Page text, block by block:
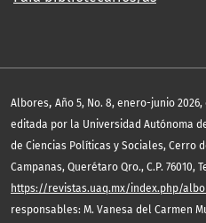
Albores, Año 5, No. 8, enero-junio
editada por la Universidad Autónoma
de Ciencias Políticas y Sociales, Cerro
Campanas, Querétaro Qro., C.P. 76010,
https://revistas.uaq.mx/index.php/
responsables: M. Vanesa del Carmen